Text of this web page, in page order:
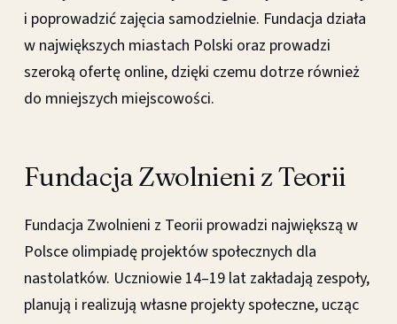
i poprowadzić zajęcia samodzielnie. Fundacja działa
w największych miastach Polski oraz prowadzi
szeroką ofertę online, dzięki czemu dotrze również
do mniejszych miejscowości.
Fundacja Zwolnieni z Teorii
Fundacja Zwolnieni z Teorii prowadzi największą w
Polsce olimpiadę projektów społecznych dla
nastolatków. Uczniowie 14–19 lat zakładają zespoły,
planują i realizują własne projekty społeczne, ucząc